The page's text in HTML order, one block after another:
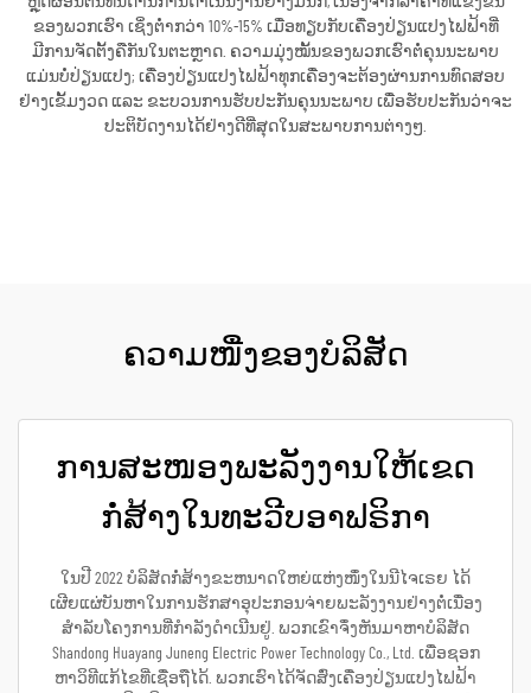
ຂອງພວກເຮົາ ເຊິ່ງຕ່ຳກວ່າ 10%-15% ເມື່ອທຽບກັບເຄື່ອງປ່ຽນແປງໄຟຟ້າທີ່
ມີການຈັດຕັ້ງຄືກັນໃນຕະຫຼາດ. ຄວາມມຸ່ງໝັ້ນຂອງພວກເຮົາຕໍ່ຄຸນນະພາບ
ແມ່ນບໍ່ປ່ຽນແປງ; ເຄື່ອງປ່ຽນແປງໄຟຟ້າທຸກເຄື່ອງຈະຕ້ອງຜ່ານການທົດສອບ
ຢ່າງເຂັ້ມງວດ ແລະ ຂະບວນການຮັບປະກັນຄຸນນະພາບ ເພື່ອຮັບປະກັນວ່າຈະ
ປະຕິບັດງານໄດ້ຢ່າງດີທີ່ສຸດໃນສະພາບການຕ່າງໆ.
ຄວາມໜື່ງຂອງບໍລິສັດ
ການສະໜອງພະລັງງານໃຫ້ເຂດ
ກໍ່ສ້າງໃນທະວີບອາຟຣິກາ
ໃນປີ 2022 ບໍລິສັດກໍ່ສ້າງຂະຫນາດໃຫຍ່ແຫ່ງໜຶ່ງໃນນີໄຈເຣຍ ໄດ້
ເຜີຍແຜ່ບັນຫາໃນການຮັກສາອຸປະກອນຈ່າຍພະລັງງານຢ່າງຕໍ່ເນື່ອງ
ສຳລັບໂຄງການທີ່ກຳລັງດຳເນີນຢູ່. ພວກເຂົາຈຶ່ງຫັນມາຫາບໍລິສັດ
Shandong Huayang Juneng Electric Power Technology Co., Ltd. ເພື່ອຊອກ
ຫາວິທີແກ້ໄຂທີ່ເຊື່ອຖືໄດ້. ພວກເຮົາໄດ້ຈັດສົ່ງເຄື່ອງປ່ຽນແປງໄຟຟ້າ